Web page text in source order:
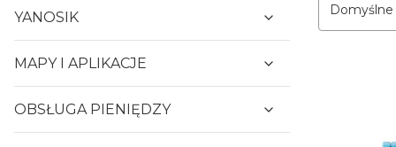
YANOSIK
MAPY I APLIKACJE
OBSŁUGA PIENIĘDZY
Domyślne